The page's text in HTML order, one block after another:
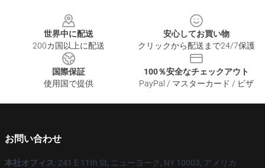
世界中に配送
200カ国以上に配送
安心してお買い物
クリックから配送まで24/7保護
国際保証
使用国で提供
100％安全なチェックアウト
PayPal / マスターカード / ビザ
お問い合わせ
本社オフィス: 241 E 11th St, ニューヨーク, NY 10003, アメリカ